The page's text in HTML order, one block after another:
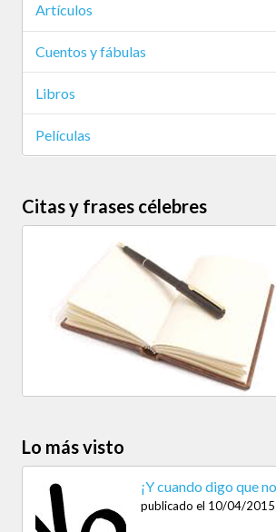
Artículos
Cuentos y fábulas
Libros
Películas
Citas y frases célebres
Lo más visto
¡Y cuando digo que
publicado el 10/04/2015